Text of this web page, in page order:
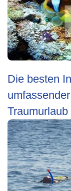
Die besten
Traumurlaub